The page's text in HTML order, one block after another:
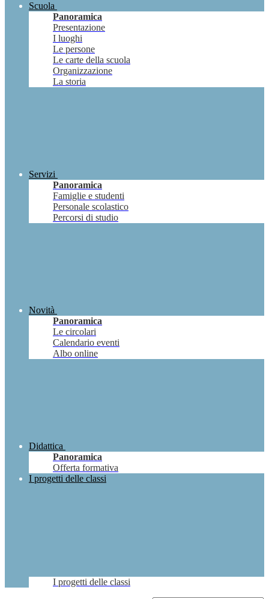
Scuola
Panoramica
Presentazione
I luoghi
Le persone
Le carte della scuola
Organizzazione
La storia
Servizi
Panoramica
Famiglie e studenti
Personale scolastico
Percorsi di studio
Novità
Panoramica
Le circolari
Calendario eventi
Albo online
Didattica
Panoramica
Offerta formativa
I progetti delle classi
I progetti delle classi